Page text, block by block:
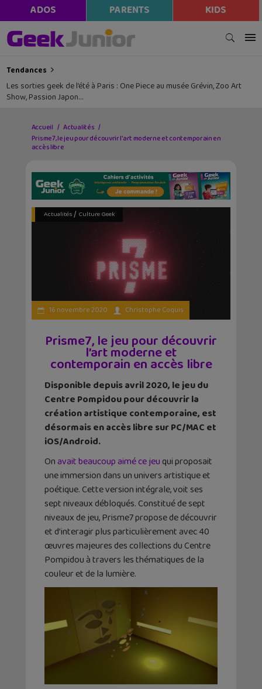
ADOS PARENTS KIDS
Tendances
Les sorties geek de l’été à Paris : One Piece au musée Grévin, Zoo Art
Show, Passion Japon…
Accueil
Actualités
Prisme7, le jeu pour découvrir l’art moderne et contemporain en
accès libre
Actualités/ Culture Geek
16 novembre 2020 Christophe Coquis
Prisme7, le jeu pour découvrir
l’art moderne et
contemporain en accès libre
Disponible depuis avril 2020, le jeu du
Centre Pompidou pour découvrir la
création artistique contemporaine, est
désormais en accès libre sur PC/MAC et
iOS/Android.
Onavait beaucoup aimé ce jeu qui proposait
une immersion dans un univers artistique et
poétique. Cette version intégrale, voit ses
sept niveaux débloqués. Constitué de sept
niveaux de jeu, Prisme7 propose de découvrir
et d’interagir plus particulièrement avec 40
œuvres majeures des collections du Centre
Pompidou à travers les thématiques de la
couleur et de la lumière.